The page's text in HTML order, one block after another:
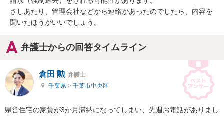
さしあたり、管理会社などから連絡があったのでしたら、内容を
聞いたほうがいいでしょう。
弁護士からの回答タイムライン
倉田 勲 弁護士
千葉県 > 千葉市中央区
県営住宅の家賃が3か月滞納になってしまい、先週お電話がありまし